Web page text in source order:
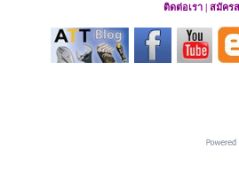
ติดต่อเรา | สมัคร